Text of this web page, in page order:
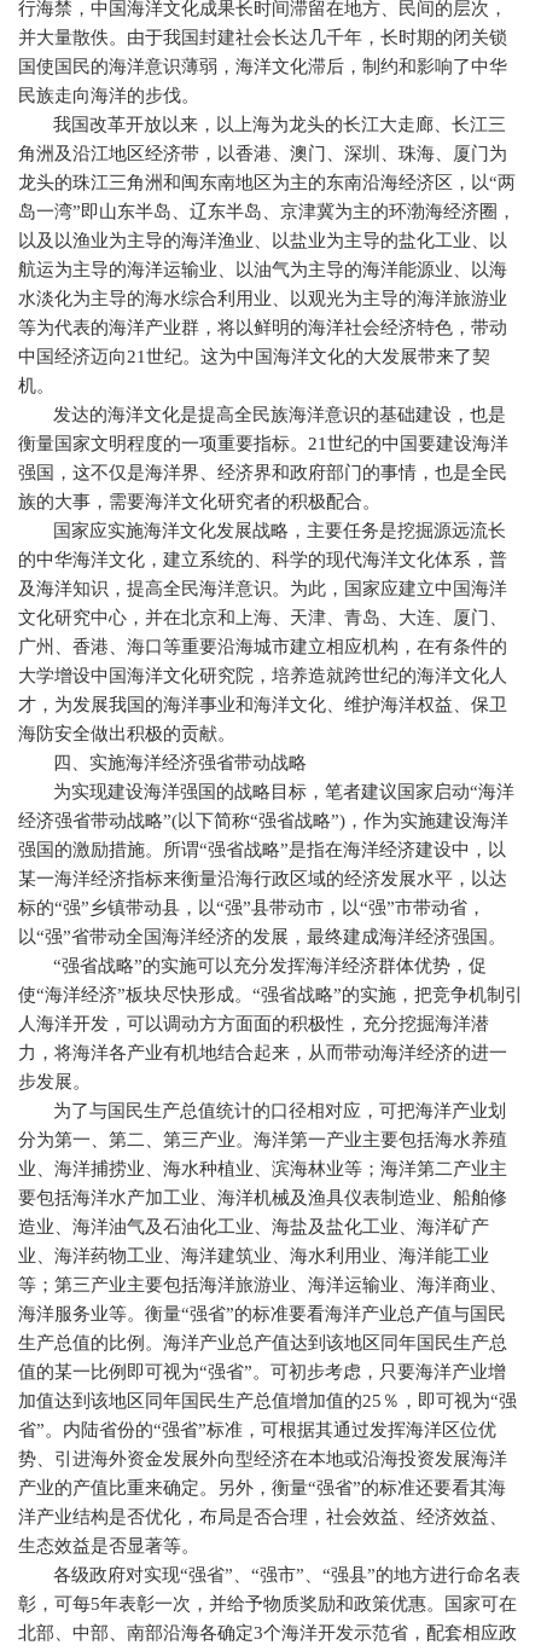
行海禁，中国海洋文化成果长时间滞留在地方、民间的层次，
并大量散佚。由于我国封建社会长达几千年，长时期的闭关锁
国使国民的海洋意识薄弱，海洋文化滞后，制约和影响了中华
民族走向海洋的步伐。
我国改革开放以来，以上海为龙头的长江大走廊、长江三
角洲及沿江地区经济带，以香港、澳门、深圳、珠海、厦门为
龙头的珠江三角洲和闽东南地区为主的东南沿海经济区，以“两
岛一湾”即山东半岛、辽东半岛、京津冀为主的环渤海经济圈，
以及以渔业为主导的海洋渔业、以盐业为主导的盐化工业、以
航运为主导的海洋运输业、以油气为主导的海洋能源业、以海
水淡化为主导的海水综合利用业、以观光为主导的海洋旅游业
等为代表的海洋产业群，将以鲜明的海洋社会经济特色，带动
中国经济迈向21世纪。这为中国海洋文化的大发展带来了契
机。
发达的海洋文化是提高全民族海洋意识的基础建设，也是
衡量国家文明程度的一项重要指标。 21世纪的中国要建设海洋
强国，这不仅是海洋界、经济界和政府部门的事情，也是全民
族的大事，需要海洋文化研究者的积极配合。
国家应实施海洋文化发展战略，主要任务是挖掘源远流长
的中华海洋文化，建立系统的、科学的现代海洋文化体系，普
及海洋知识，提高全民海洋意识。为此，国家应建立中国海洋
文化研究中心，并在北京和上海、天津、青岛、大连、厦门、
广州、香港、海口等重要沿海城市建立相应机构，在有条件的
大学增设中国海洋文化研究院，培养造就跨世纪的海洋文化人
才，为发展我国的海洋事业和海洋文化、维护海洋权益、保卫
海防安全做出积极的贡献。
四、实施海洋经济强省带动战略
为实现建设海洋强国的战略目标，笔者建议国家启动“海洋
经济强省带动战略”(以下简称“强省战略”) ，作为实施建设海洋
强国的激励措施。所谓“强省战略”是指在海洋经济建设中，以
某一海洋经济指标来衡量沿海行政区域的经济发展水平，以达
标的“强”乡镇带动县，以“强”县带动市，以“强”市带动省，
以“强”省带动全国海洋经济的发展，最终建成海洋经济强国。
“强省战略”的实施可以充分发挥海洋经济群体优势，促
使“海洋经济”板块尽快形成。“强省战略”的实施，把竞争机制引
人海洋开发，可以调动方方面面的积极性，充分挖掘海洋潜
力，将海洋各产业有机地结合起来，从而带动海洋经济的进一
步发展。
为了与国民生产总值统计的口径相对应，可把海洋产业划
分为第一、第二、第三产业。海洋第一产业主要包括海水养殖
业、海洋捕捞业、海水种植业、滨海林业等；海洋第二产业主
要包括海洋水产加工业、海洋机械及渔具仪表制造业、船舶修
造业、海洋油气及石油化工业、海盐及盐化工业、海洋矿产
业、海洋药物工业、海洋建筑业、海水利用业、海洋能工业
等；第三产业主要包括海洋旅游业、海洋运输业、海洋商业、
海洋服务业等。衡量“强省”的标准要看海洋产业总产值与国民
生产总值的比例。海洋产业总产值达到该地区同年国民生产总
值的某一比例即可视为“强省”。可初步考虑，只要海洋产业增
加值达到该地区同年国民生产总值增加值的25 ％，即可视为“强
省”。内陆省份的“强省”标准，可根据其通过发挥海洋区位优
势、引进海外资金发展外向型经济在本地或沿海投资发展海洋
产业的产值比重来确定。另外，衡量“强省”的标准还要看其海
洋产业结构是否优化，布局是否合理，社会效益、经济效益、
生态效益是否显著等。
各级政府对实现“强省”、“强市”、“强县”的地方进行命名表
彰，可每5年表彰一次，并给予物质奖励和政策优惠。国家可在
北部、中部、南部沿海各确定3个海洋开发示范省，配套相应政